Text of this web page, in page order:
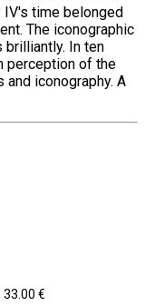
IV's time belonged
The iconographic
In ten
perception of the
and iconography. A
33.00 €